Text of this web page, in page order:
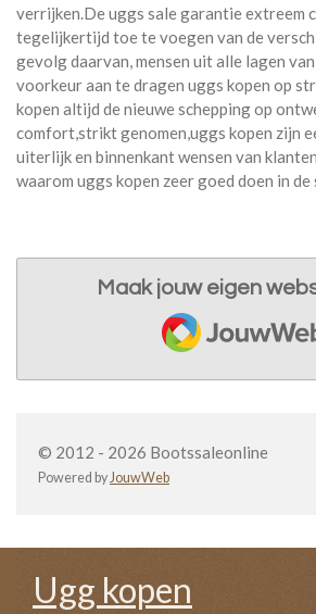
verrijken.De uggs sale garantie extreem
tegelijkertijd toe te voegen van de
gevolg daarvan, mensen uit alle lagen
voorkeur aan te dragen uggs kopen op
kopen altijd de nieuwe schepping op
comfort,strikt genomen,uggs kopen zijn
uiterlijk en binnenkant wensen van
waarom uggs kopen zeer goed doen in de
Maak jouw eigen
JouwWeb
© 2012 - 2026 Bootssaleonline
Powered by JouwWeb
Ugg kopen